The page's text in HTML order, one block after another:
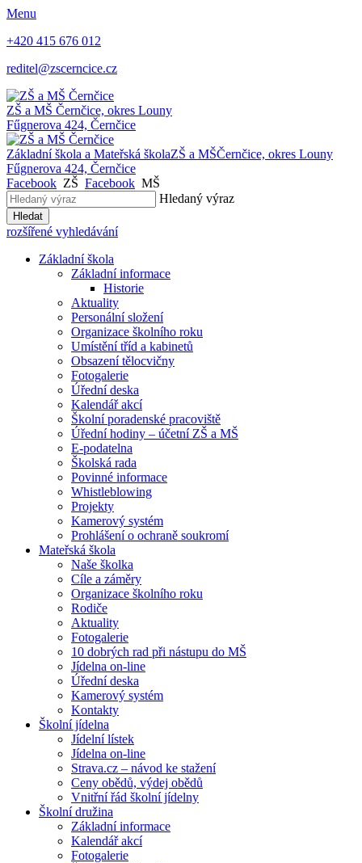
Menu
+420 415 676 012
reditel@zscerncice.cz
ZŠ a MŠ Černčice, okres Louny
Fűgnerova 424, Černčice
Základní škola a Mateřská školaZŠ a MŠČernčice, okres Louny
Fűgnerova 424, Černčice
Facebook ZŠ Facebook MŠ
Hledaný výraz
Hledat
rozšířené vyhledávání
Základní škola
Základní informace
Historie
Aktuality
Personální složení
Organizace školního roku
Umístění tříd a kabinetů
Obsazení tělocvičny
Fotogalerie
Úřední deska
Kalendář akcí
Školní poradenské pracoviště
Úřední hodiny – účetní ZŠ a MŠ
E-podatelna
Školská rada
Povinné informace
Whistleblowing
Projekty
Kamerový systém
Prohlášení o ochraně soukromí
Mateřská škola
Naše školka
Cíle a záměry
Organizace školního roku
Rodiče
Aktuality
Fotogalerie
10 dobrých rad při nástupu do MŠ
Jídelna on-line
Úřední deska
Kamerový systém
Kontakty
Školní jídelna
Jídelní lístek
Jídelna on-line
Strava.cz – návod ke stažení
Ceny obědů, výdej obědů
Vnitřní řád školní jídelny
Školní družina
Základní informace
Kalendář akcí
Fotogalerie